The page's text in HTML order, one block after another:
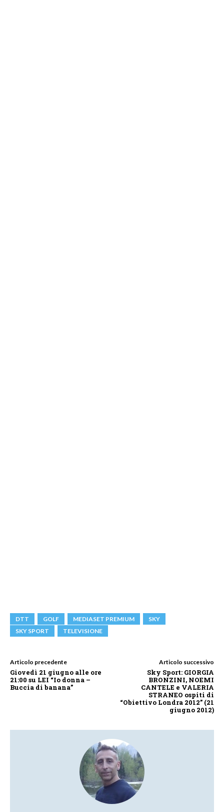
DTT GOLF MEDIASET PREMIUM
SKY
SKY SPORT
TELEVISIONE
Articolo precedente
Giovedì 21 giugno alle ore
21:00 su LEI “Io donna –
Buccia di banana”
Articolo successivo
Sky Sport: GIORGIA
BRONZINI, NOEMI
CANTELE e VALERIA
STRANEO ospiti di
“Obiettivo Londra 2012” (21
giugno 2012)